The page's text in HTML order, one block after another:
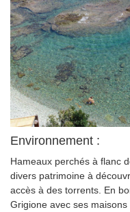
Environnement :
Hameaux perchés à flanc
divers patrimoine à
accès à des torrents. En
Grigione avec ses